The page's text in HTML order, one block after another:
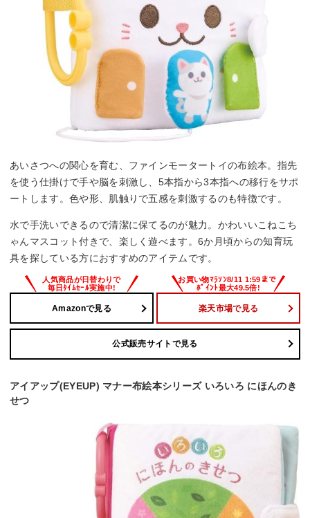
あいさつへの関心を育む、ファインモータートイの布絵本。指先
を使う仕掛けで手や脳を刺激し、5本指から3本指への移行をサポ
ートします。色や形、肌触りで五感を刺激するのも特徴です。
水で手洗いできるので清潔に保てるのが魅力。かわいいこねこち
ゃんマスコット付きで、楽しく遊べます。6か月頃からの知育玩
具を探している方におすすめのアイテムです。
Amazonで見る 楽天市場で見る
公式販売サイトで見る
アイアップ(EYEUP) マナー布絵本シリーズ いろいろ にほんのき
せつ